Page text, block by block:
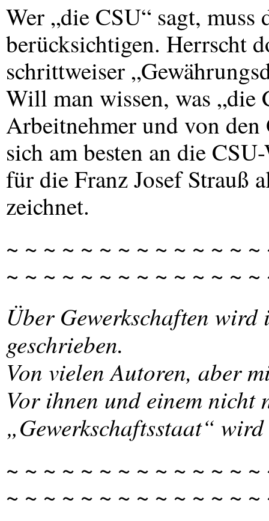
Wer „die CSU“ sagt,
berücksichtigen. Herrscht
schrittweiser
Will man wissen, was
Arbeitnehmer und von
sich am besten an die CSU
für die Franz Josef Strauß
zeichnet.
~ ~ ~ ~ ~ ~ ~ ~ ~ ~ ~ ~ ~
~ ~ ~ ~ ~ ~ ~ ~ ~ ~ ~ ~ ~ ~
Über Gewerkschaften
geschrieben.
Von vielen Autoren, aber
Vor ihnen und einem nicht
„Gewerkschaftsstaat“
~ ~ ~ ~ ~ ~ ~ ~ ~ ~ ~ ~ ~
~ ~ ~ ~ ~ ~ ~ ~ ~ ~ ~ ~ ~ ~